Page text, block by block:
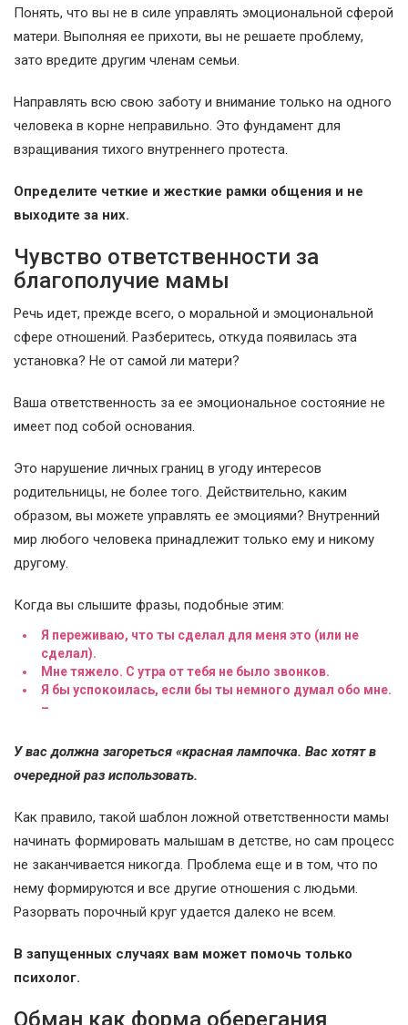
Понять, что вы не в силе управлять эмоциональной сферой
матери. Выполняя ее прихоти, вы не решаете проблему,
зато вредите другим членам семьи.
Направлять всю свою заботу и внимание только на одного
человека в корне неправильно. Это фундамент для
взращивания тихого внутреннего протеста.
Определите четкие и жесткие рамки общения и не
выходите за них.
Чувство ответственности за
благополучие мамы
Речь идет, прежде всего, о моральной и эмоциональной
сфере отношений. Разберитесь, откуда появилась эта
установка? Не от самой ли матери?
Ваша ответственность за ее эмоциональное состояние не
имеет под собой основания.
Это нарушение личных границ в угоду интересов
родительницы, не более того. Действительно, каким
образом, вы можете управлять ее эмоциями? Внутренний
мир любого человека принадлежит только ему и никому
другому.
Когда вы слышите фразы, подобные этим:
Я переживаю, что ты сделал для меня это (или не
сделал).
Мне тяжело. С утра от тебя не было звонков.
Я бы успокоилась, если бы ты немного думал обо мне.
–
У вас должна загореться «красная лампочка. Вас хотят в
очередной раз использовать.
Как правило, такой шаблон ложной ответственности мамы
начинать формировать малышам в детстве, но сам процесс
не заканчивается никогда. Проблема еще и в том, что по
нему формируются и все другие отношения с людьми.
Разорвать порочный круг удается далеко не всем.
В запущенных случаях вам может помочь только
психолог.
Обман как форма оберегания